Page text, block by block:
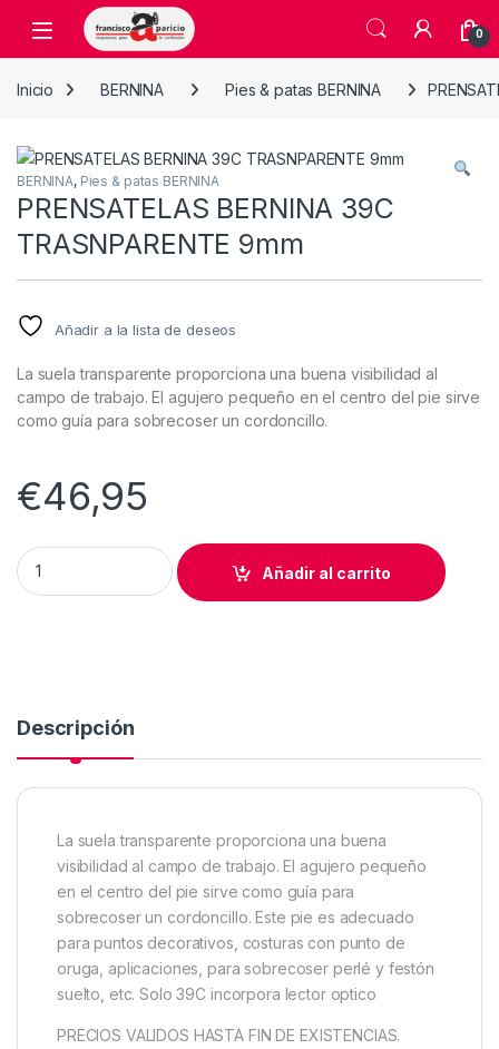
Skip to navigation
Skip to content
Open 0
Inicio BERNINA Pies & patas BERNINA
BERNINA, Pies & patas BERNINA
PRENSATELAS BERNINA 39C
TRASNPARENTE 9mm
Añadir a la lista de deseos
La suela transparente proporciona una buena visibilidad al
campo de trabajo. El agujero pequeño en el centro del pie sirve
como guía para sobrecoser un cordoncillo.
€46,95
PRENSATELAS BERNINA 39C TRASNPARENTE 9mm quantity
Añadir al carrito
Descripción
La suela transparente proporciona una buena
visibilidad al campo de trabajo. El agujero pequeño
en el centro del pie sirve como guía para
sobrecoser un cordoncillo. Este pie es adecuado
para puntos decorativos, costuras con punto de
oruga, aplicaciones, para sobrecoser perlé y festón
suelto, etc. Solo 39C incorpora lector optico
PRECIOS VALIDOS HASTA FIN DE EXISTENCIAS.